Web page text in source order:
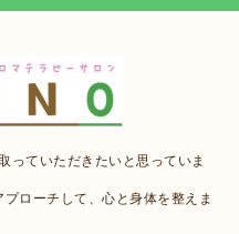
っていただきたいと思っていま
ローチして、心と身体を整えま